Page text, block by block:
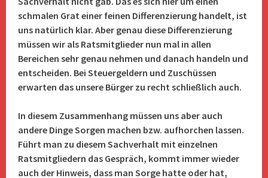
schmalen Grat einer feinen Differenzierung handelt, ist
uns natürlich klar. Aber genau diese Differenzierung
müssen wir als Ratsmitglieder nun mal in allen
Bereichen sehr genau nehmen und danach handeln und
entscheiden. Bei Steuergeldern und Zuschüssen
erwarten das unsere Bürger zu recht schließlich auch.
In diesem Zusammenhang müssen uns aber auch
andere Dinge Sorgen machen bzw. aufhorchen lassen.
Führt man zu diesem Sachverhalt mit einzelnen
Ratsmitgliedern das Gespräch, kommt immer wieder
auch der Hinweis, dass man Sorge hatte oder hat,